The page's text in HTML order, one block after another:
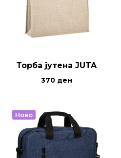
Торба јутена JUTA
370 ден
Ново